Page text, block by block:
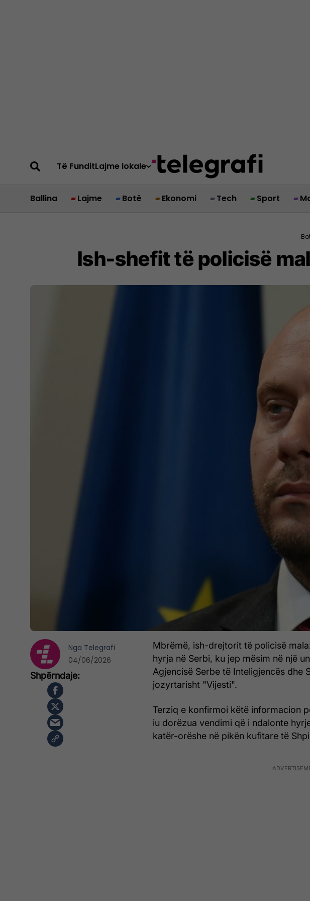
Të FunditLajme lokale
Ballina Lajme Botë Ekonomi Tech Sport
Ish-shefit të policisë
Mbrëmë, ish-drejtorit të policisë
hyrja në Serbi, ku jep mësim në një
Agjencisë Serbe të Inteligjencës dhe
jozyrtarisht "Vijesti".
Terziq e konfirmoi këtë informacion
iu dorëzua vendimi që i ndalonte
katër-orëshe në pikën kufitare të
Nga Telegrafi
04/06/2026